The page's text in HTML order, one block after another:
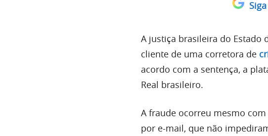
A justiça brasileira do Estado
cliente de uma corretora de
acordo com a sentença, a
Real brasileiro.
A fraude ocorreu mesmo
por e-mail, que não